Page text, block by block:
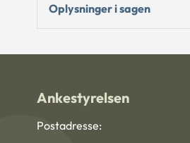
Oplysninger i sagen
Ankestyrelsen
Postadresse: